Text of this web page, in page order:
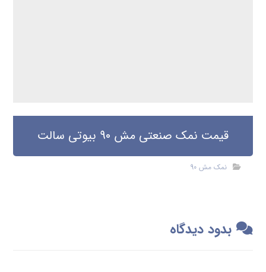
قیمت نمک صنعتی مش 90 بیوتی سالت
نمک مش 90
بدود دیدگاه